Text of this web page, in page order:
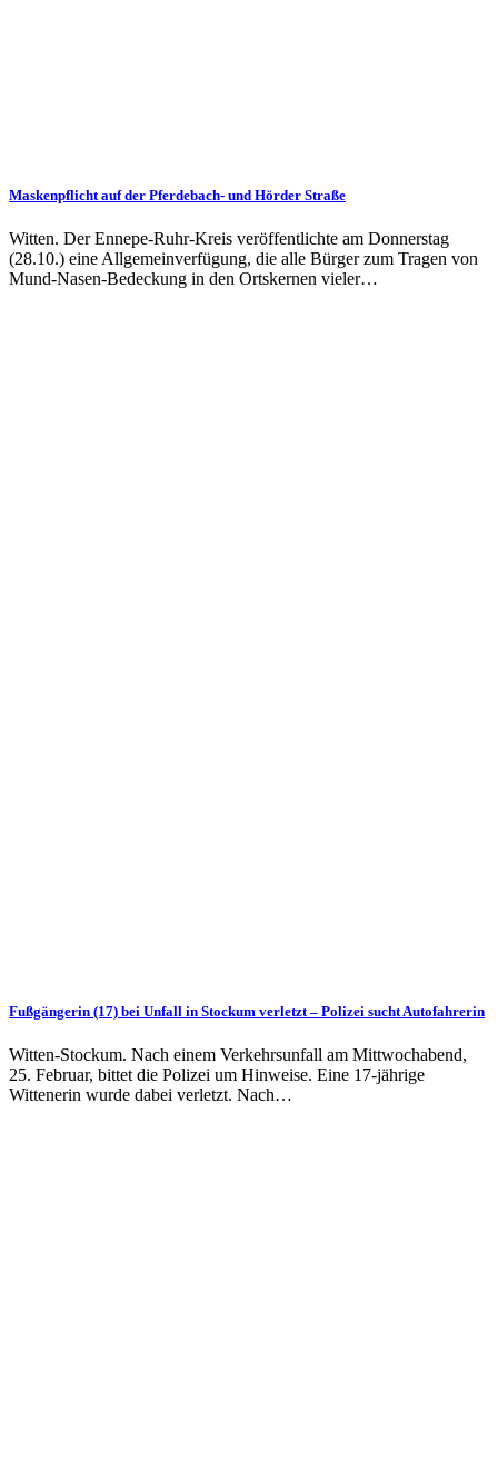
Maskenpflicht auf der Pferdebach- und Hörder Straße
Witten. Der Ennepe-Ruhr-Kreis veröffentlichte am Donnerstag
(28.10.) eine Allgemeinverfügung, die alle Bürger zum Tragen von
Mund-Nasen-Bedeckung in den Ortskernen vieler…
Fußgängerin (17) bei Unfall in Stockum verletzt – Polizei sucht Autofahrerin
Witten-Stockum. Nach einem Verkehrsunfall am Mittwochabend,
25. Februar, bittet die Polizei um Hinweise. Eine 17-jährige
Wittenerin wurde dabei verletzt. Nach…